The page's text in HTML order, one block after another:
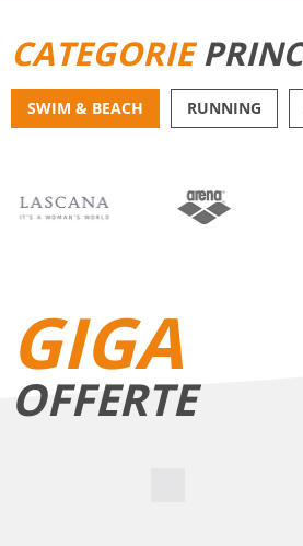
CATEGORIE
SWIM & BEACH RUNNING
GIGA
OFFERTE